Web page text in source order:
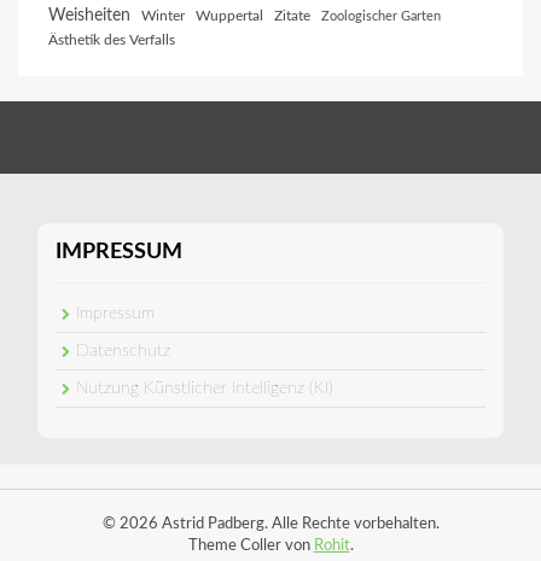
Weisheiten Winter Wuppertal Zitate Zoologischer Garten
Ästhetik des Verfalls
IMPRESSUM
Impressum
Datenschutz
Nutzung Künstlicher Intelligenz (KI)
© 2026 Astrid Padberg. Alle Rechte vorbehalten.
Theme Coller von Rohit.